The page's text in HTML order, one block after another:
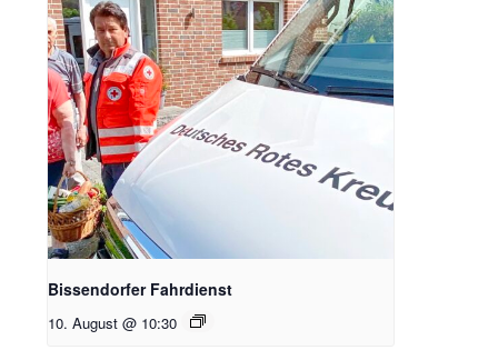
Bissendorfer Fahrdienst
10. August @ 10:30